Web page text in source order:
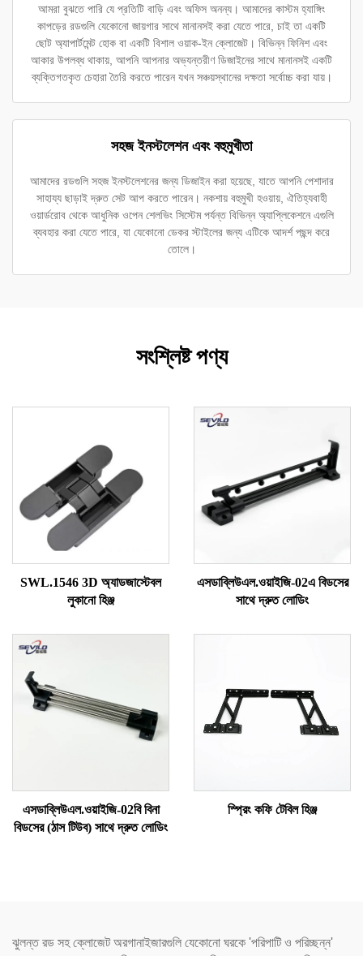
আমরা বুঝতে পারি যে প্রতিটি বাড়ি এবং অফিস অনন্য। আমাদের কাস্টম হ্যাঙ্গিং
কাপড়ের রডগুলি যেকোনো জায়গার সাথে মানানসই করা যেতে পারে, চাই তা একটি
ছোট অ্যাপার্টমেন্ট হোক বা একটি বিশাল ওয়াক-ইন ক্লোজেট। বিভিন্ন ফিনিশ এবং
আকার উপলব্ধ থাকায়, আপনি আপনার অভ্যন্তরীণ ডিজাইনের সাথে মানানসই একটি
ব্যক্তিগতকৃত চেহারা তৈরি করতে পারেন যখন সঞ্চয়স্থানের দক্ষতা সর্বোচ্চ করা যায়।
সহজ ইনস্টলেশন এবং বহুমুখীতা
আমাদের রডগুলি সহজ ইনস্টলেশনের জন্য ডিজাইন করা হয়েছে, যাতে আপনি পেশাদার
সাহায্য ছাড়াই দ্রুত সেট আপ করতে পারেন। নকশায় বহুমুখী হওয়ায়, ঐতিহ্যবাহী
ওয়ার্ডরোব থেকে আধুনিক ওপেন শেলভিং সিস্টেম পর্যন্ত বিভিন্ন অ্যাপ্লিকেশনে এগুলি
ব্যবহার করা যেতে পারে, যা যেকোনো ডেকর স্টাইলের জন্য এটিকে আদর্শ পছন্দ করে
তোলে।
সংশ্লিষ্ট পণ্য
SWL.1546 3D অ্যাডজাস্টেবল
লুকানো হিঞ্জ
এসডাব্লিউএল.ওয়াইজি-02এ বিডসের
সাথে দ্রুত লোডিং
এসডাব্লিউএল.ওয়াইজি-02বি বিনা
বিডসের (ঠাস টিউব) সাথে দ্রুত লোডিং
স্প্রিং কফি টেবিল হিঞ্জ
ঝুলন্ত রড সহ ক্লোজেট অরগানাইজারগুলি যেকোনো ঘরকে 'পরিপাটি ও পরিচ্ছন্ন'